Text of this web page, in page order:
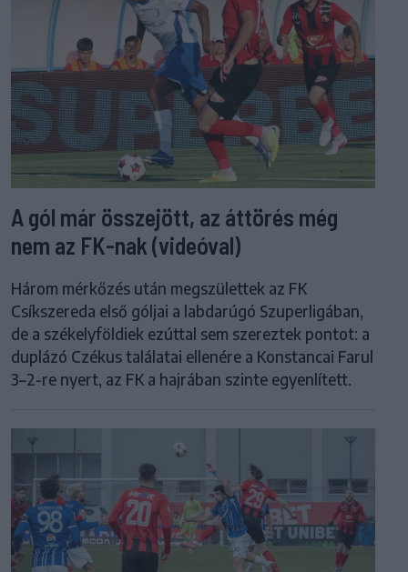
A gól már összejött, az áttörés még
nem az FK-nak (videóval)
Három mérkőzés után megszülettek az FK
Csíkszereda első góljai a labdarúgó Szuperligában,
de a székelyföldiek ezúttal sem szereztek pontot: a
duplázó Czékus találatai ellenére a Konstancai Farul
3–2-re nyert, az FK a hajrában szinte egyenlített.